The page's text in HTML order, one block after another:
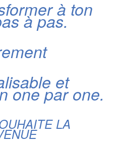
à ton
à pas.
et
one par one.
LA